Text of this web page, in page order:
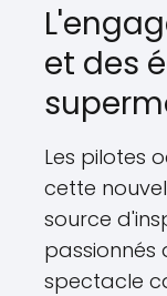
et des
Les pilotes
cette
source
passionnés
spectacle